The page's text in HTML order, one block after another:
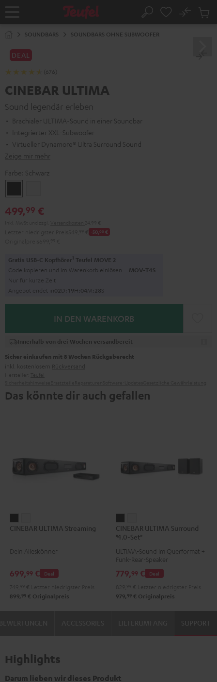
Startseite Suche
No
SOUNDBARS SOUNDBARS OHNE SUBWOOFER
DEAL
(676)
CINEBAR ULTIMA
Sound legendär erleben
Brachialer ULTIMA-Sound in einer Soundbar
Integrierter XXL-Subwoofer
Virtueller Dynamore® Ultra Surround Sound
Zeige mir mehr
Farbe: Schwarz
499,99 €
-50,00 €
Gratis USB-C Kopfhörer1 Teufel MOVE 2
Code kopieren und im Warenkorb einlösen. MOV-T4S
Nur für kurze Zeit
Angebot endet in02D:19H:04M: 27S
IN DEN WARENKORB
Innerhalb von drei Wochen versandbereit
Sicher einkaufen mit 8 Wochen Rückgaberecht
inkl. kostenlosem Rückversand
Das könnte dir auch gefallen
ULTIMA
Schwarz
ULTIMA
Weiß
CINEBAR ULTIMA Streaming
Dein Alleskönner
Deal
699,99 €
899, 99 € Originalpreis
ULTIMA
Surround
"4.0-
Schwarz
ULTIMA
Surround
"4.0-
Weiß
CINEBAR ULTIMA Surround
"4.0-Set"
ULTIMA-Sound im Querformat +
Funk-Rear-Speaker
Deal
779,99 €
979, 99 € Originalpreis
SUPPORT
Highlights
Darum lieben wir dieses Produkt